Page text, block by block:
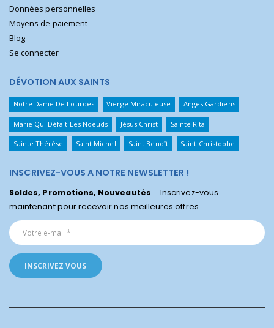
Données personnelles
Moyens de paiement
Blog
Se connecter
DÉVOTION AUX SAINTS
Notre Dame De Lourdes Vierge Miraculeuse Anges Gardiens
Marie Qui Défait Les Noeuds Jésus Christ Sainte Rita
Sainte Thérèse Saint Michel Saint Benoît Saint Christophe
INSCRIVEZ-VOUS A NOTRE NEWSLETTER !
Soldes, Promotions, Nouveautés ... Inscrivez-vous
maintenant pour recevoir nos meilleures offres.